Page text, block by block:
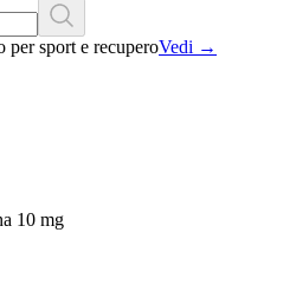
per sport e recuperoVedi →
10 mg